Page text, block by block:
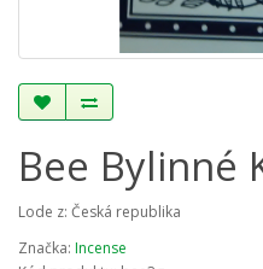
Bee Bylinné
Lode z: Česká republika
Značka: Incense